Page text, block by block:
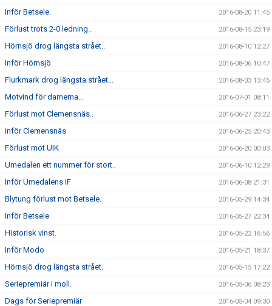
Inför Betsele. 2016-08-20 11:45
Förlust trots 2-0 ledning.. 2016-08-15 23:19
Hörnsjö drog längsta strået.. 2016-08-10 12:27
Inför Hörnsjö 2016-08-06 10:47
Flurkmark drog längsta strået... 2016-08-03 13:45
Motvind för damerna... 2016-07-01 08:11
Förlust mot Clemensnäs.. 2016-06-27 23:22
inför Clemensnäs 2016-06-25 20:43
Förlust mot UIK 2016-06-20 00:03
Umedalen ett nummer för stort.. 2016-06-10 12:29
Inför Umedalens IF 2016-06-08 21:31
Blytung förlust mot Betsele. 2016-05-29 14:34
Inför Betsele 2016-05-27 22:34
Historisk vinst. 2016-05-22 16:56
Inför Modo 2016-05-21 18:37
Hörnsjö drog längsta strået. 2016-05-15 17:22
Seriepremiär i moll. 2016-05-06 08:23
Dags för Seriepremiär 2016-05-04 09:30